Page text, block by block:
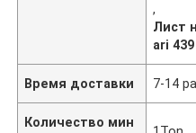
,
Лист
ari 439
Время доставки 7-14
Количество мин